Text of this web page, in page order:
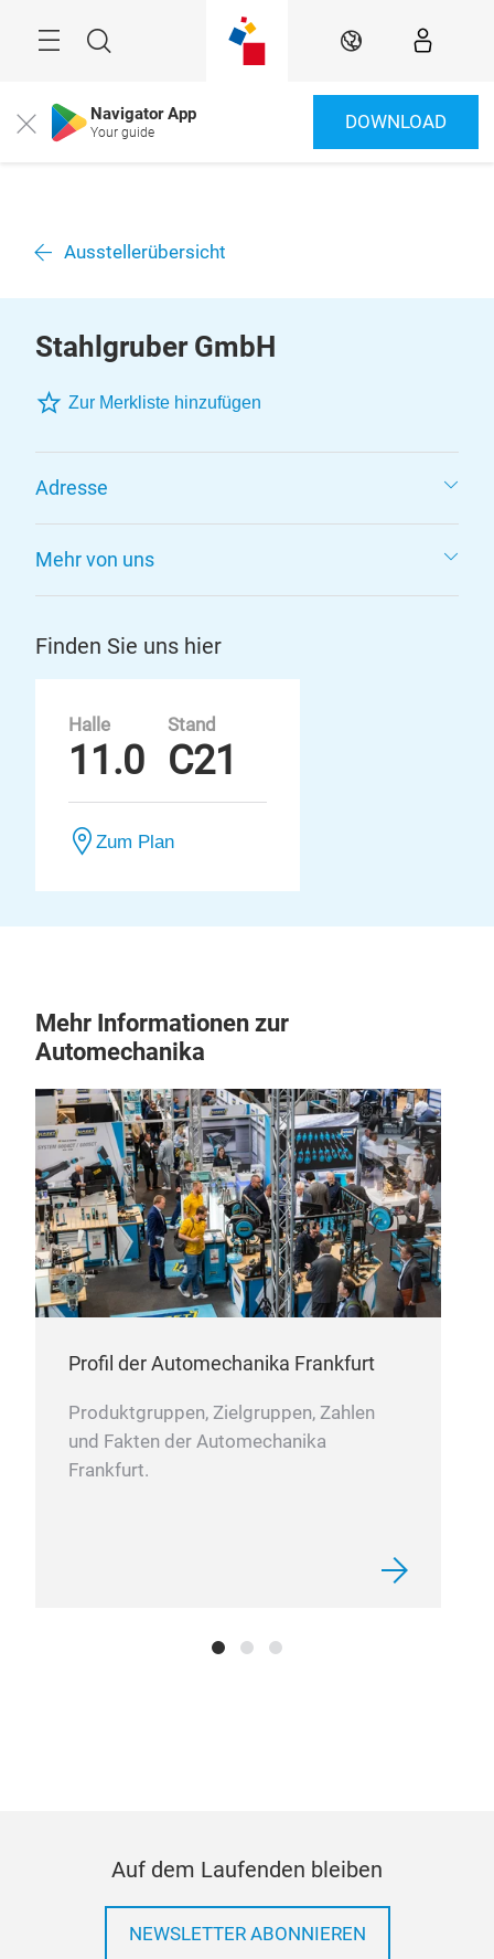
Suche DE
Close Navigator App
Your guide DOWNLOAD
Ausstellerübersicht
Stahlgruber GmbH
Zur Merkliste hinzufügen
Adresse
Mehr von uns
Finden Sie uns hier
Halle
11.0
Stand
C21
Zum Plan
Mehr Informationen zur
Automechanika
Profil der Automechanika Frankfurt
Produktgruppen, Zielgruppen, Zahlen
und Fakten der Automechanika
Frankfurt.
Auf dem Laufenden bleiben
NEWSLETTER ABONNIEREN